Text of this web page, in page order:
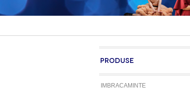
PRODUSE
IMBRACAMINTE